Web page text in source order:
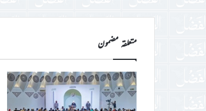
متعلقہ مضمون